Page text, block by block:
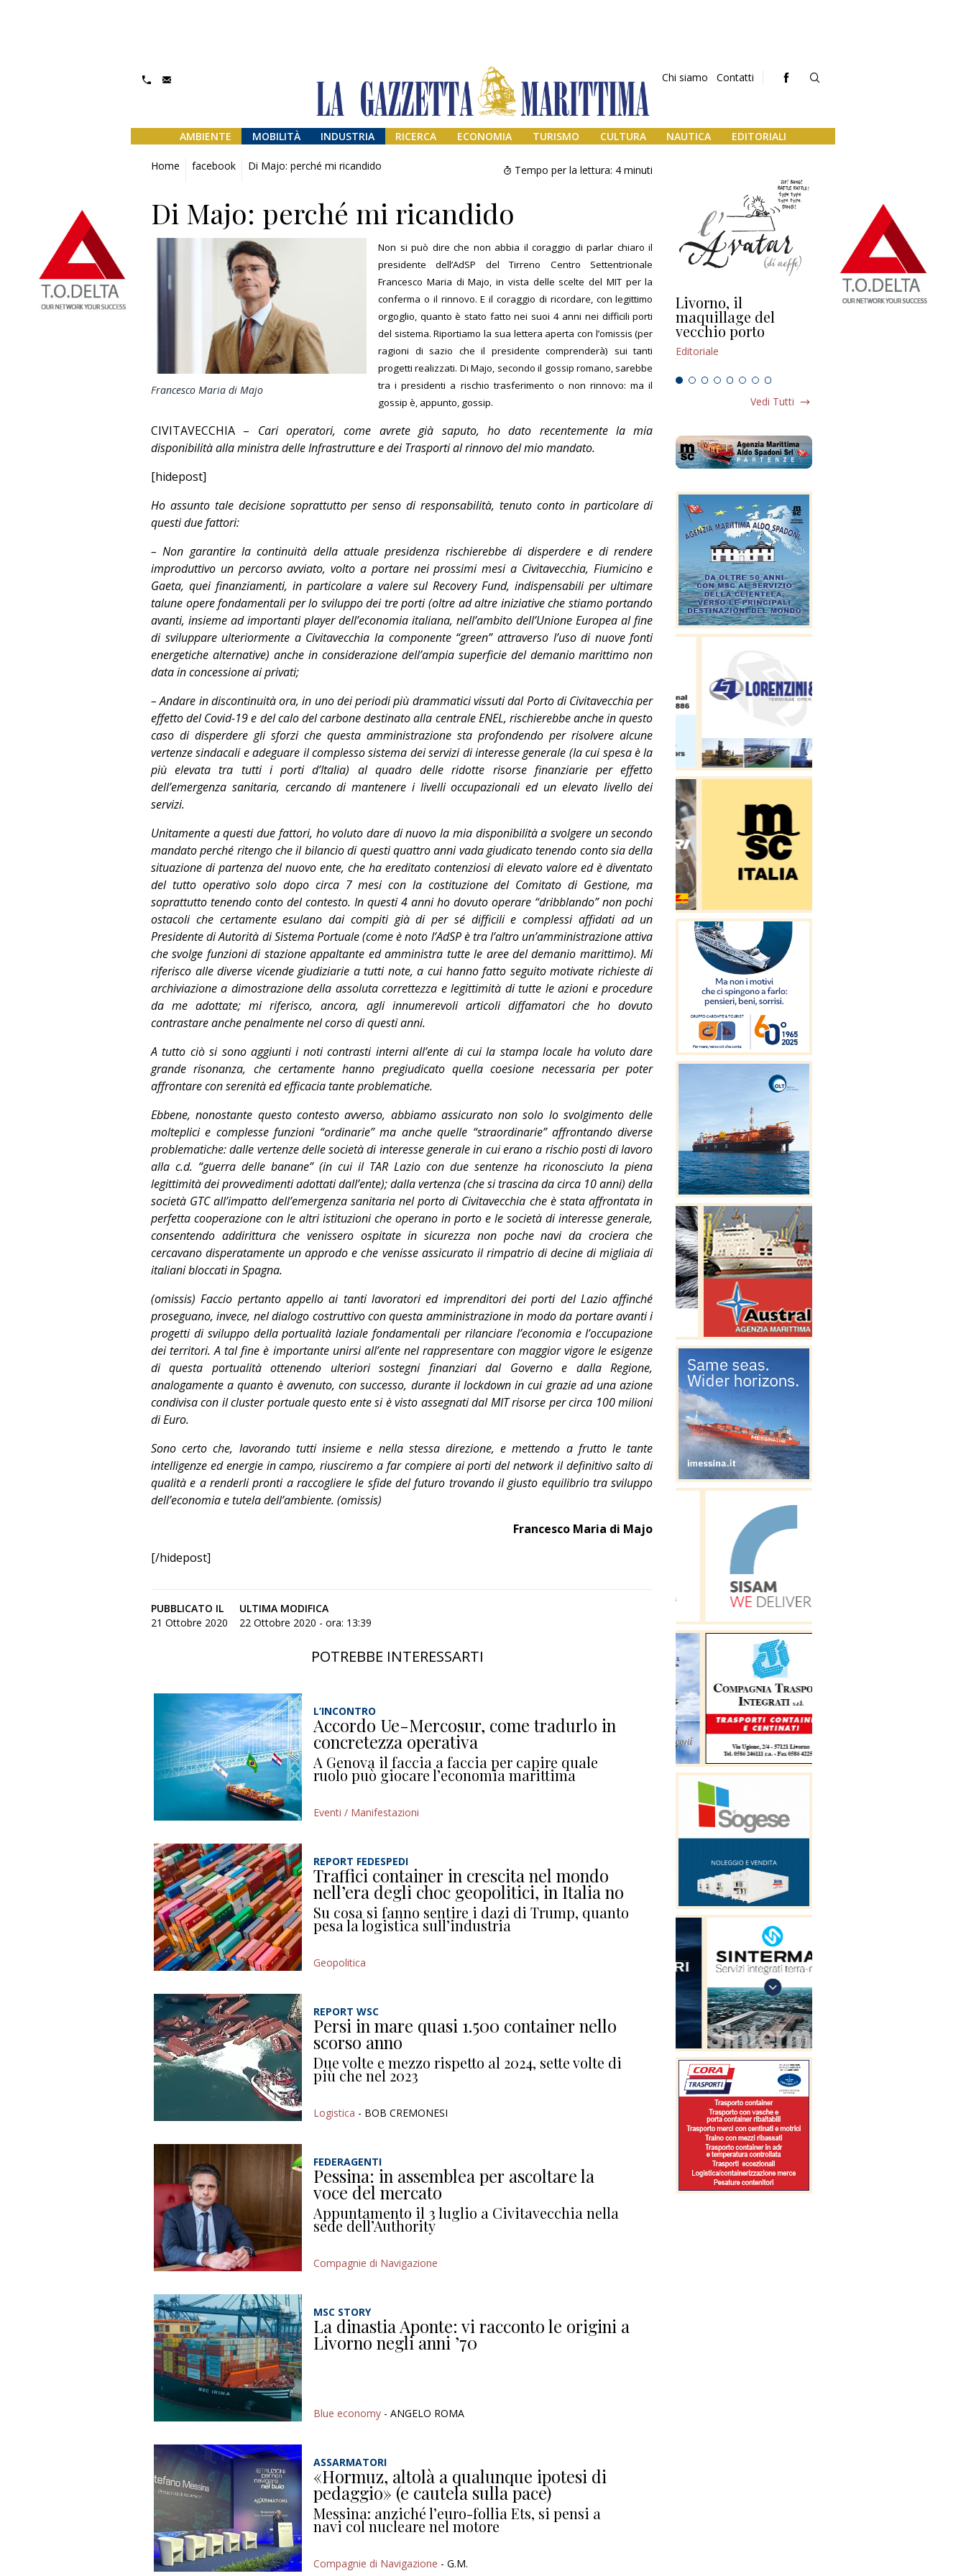
Chi siamo Contatti
AMBIENTE MOBILITÀ INDUSTRIA RICERCA ECONOMIA TURISMO CULTURA NAUTICA EDITORIALI
Home facebook Di Majo: perché mi ricandido Tempo per la lettura: 4 minuti
Di Majo: perché mi ricandido
Francesco Maria di Majo
Non si può dire che non abbia il coraggio di parlar chiaro il
presidente dell’AdSP del Tirreno Centro Settentrionale
Francesco Maria di Majo, in vista delle scelte del MIT per la
conferma o il rinnovo. E il coraggio di ricordare, con legittimo
orgoglio, quanto è stato fatto nei suoi 4 anni nei difficili porti
del sistema. Riportiamo la sua lettera aperta con l’omissis (per
ragioni di sazio che il presidente comprenderà) sui tanti
progetti realizzati. Di Majo, secondo il gossip romano, sarebbe
tra i presidenti a rischio trasferimento o non rinnovo: ma il
gossip è, appunto, gossip.
CIVITAVECCHIA – Cari operatori, come avrete già saputo, ho dato recentemente la mia
disponibilità alla ministra delle Infrastrutture e dei Trasporti al rinnovo del mio mandato.
[hidepost]
Ho assunto tale decisione soprattutto per senso di responsabilità, tenuto conto in particolare di
questi due fattori:
– Non garantire la continuità della attuale presidenza rischierebbe di disperdere e di rendere
improduttivo un percorso avviato, volto a portare nei prossimi mesi a Civitavecchia, Fiumicino e
Gaeta, quei finanziamenti, in particolare a valere sul Recovery Fund, indispensabili per ultimare
talune opere fondamentali per lo sviluppo dei tre porti (oltre ad altre iniziative che stiamo portando
avanti, insieme ad importanti player dell’economia italiana, nell’ambito dell’Unione Europea al fine
di sviluppare ulteriormente a Civitavecchia la componente “green” attraverso l’uso di nuove fonti
energetiche alternative) anche in considerazione dell’ampia superficie del demanio marittimo non
data in concessione ai privati;
– Andare in discontinuità ora, in uno dei periodi più drammatici vissuti dal Porto di Civitavecchia per
effetto del Covid-19 e del calo del carbone destinato alla centrale ENEL, rischierebbe anche in questo
caso di disperdere gli sforzi che questa amministrazione sta profondendo per risolvere alcune
vertenze sindacali e adeguare il complesso sistema dei servizi di interesse generale (la cui spesa è la
più elevata tra tutti i porti d’Italia) al quadro delle ridotte risorse finanziarie per effetto
dell’emergenza sanitaria, cercando di mantenere i livelli occupazionali ed un elevato livello dei
servizi.
Unitamente a questi due fattori, ho voluto dare di nuovo la mia disponibilità a svolgere un secondo
mandato perché ritengo che il bilancio di questi quattro anni vada giudicato tenendo conto sia della
situazione di partenza del nuovo ente, che ha ereditato contenziosi di elevato valore ed è diventato
del tutto operativo solo dopo circa 7 mesi con la costituzione del Comitato di Gestione, ma
soprattutto tenendo conto del contesto. In questi 4 anni ho dovuto operare “dribblando” non pochi
ostacoli che certamente esulano dai compiti già di per sé difficili e complessi affidati ad un
Presidente di Autorità di Sistema Portuale (come è noto l’AdSP è tra l’altro un’amministrazione attiva
che svolge funzioni di stazione appaltante ed amministra tutte le aree del demanio marittimo). Mi
riferisco alle diverse vicende giudiziarie a tutti note, a cui hanno fatto seguito motivate richieste di
archiviazione a dimostrazione della assoluta correttezza e legittimità di tutte le azioni e procedure
da me adottate; mi riferisco, ancora, agli innumerevoli articoli diffamatori che ho dovuto
contrastare anche penalmente nel corso di questi anni.
A tutto ciò si sono aggiunti i noti contrasti interni all’ente di cui la stampa locale ha voluto dare
grande risonanza, che certamente hanno pregiudicato quella coesione necessaria per poter
affrontare con serenità ed efficacia tante problematiche.
Ebbene, nonostante questo contesto avverso, abbiamo assicurato non solo lo svolgimento delle
molteplici e complesse funzioni “ordinarie” ma anche quelle “straordinarie” affrontando diverse
problematiche: dalle vertenze delle società di interesse generale in cui erano a rischio posti di lavoro
alla c.d. “guerra delle banane” (in cui il TAR Lazio con due sentenze ha riconosciuto la piena
legittimità dei provvedimenti adottati dall’ente); dalla vertenza (che si trascina da circa 10 anni) della
società GTC all’impatto dell’emergenza sanitaria nel porto di Civitavecchia che è stata affrontata in
perfetta cooperazione con le altri istituzioni che operano in porto e le società di interesse generale,
consentendo addirittura che venissero ospitate in sicurezza non poche navi da crociera che
cercavano disperatamente un approdo e che venisse assicurato il rimpatrio di decine di migliaia di
italiani bloccati in Spagna.
(omissis) Faccio pertanto appello ai tanti lavoratori ed imprenditori dei porti del Lazio affinché
proseguano, invece, nel dialogo costruttivo con questa amministrazione in modo da portare avanti i
progetti di sviluppo della portualità laziale fondamentali per rilanciare l’economia e l’occupazione
dei territori. A tal fine è importante unirsi all’ente nel rappresentare con maggior vigore le esigenze
di questa portualità ottenendo ulteriori sostegni finanziari dal Governo e dalla Regione,
analogamente a quanto è avvenuto, con successo, durante il lockdown in cui grazie ad una azione
condivisa con il cluster portuale questo ente si è visto assegnati dal MIT risorse per circa 100 milioni
di Euro.
Sono certo che, lavorando tutti insieme e nella stessa direzione, e mettendo a frutto le tante
intelligenze ed energie in campo, riusciremo a far compiere ai porti del network il definitivo salto di
qualità e a renderli pronti a raccogliere le sfide del futuro trovando il giusto equilibrio tra sviluppo
dell’economia e tutela dell’ambiente. (omissis)
Francesco Maria di Majo
[/hidepost]
PUBBLICATO IL
21 Ottobre 2020
ULTIMA MODIFICA
22 Ottobre 2020 - ora: 13:39
POTREBBE INTERESSARTI
L’INCONTRO
Accordo Ue-Mercosur, come tradurlo in
concretezza operativa
A Genova il faccia a faccia per capire quale
ruolo può giocare l’economia marittima
Eventi / Manifestazioni
REPORT FEDESPEDI
Traffici container in crescita nel mondo
nell’era degli choc geopolitici, in Italia no
Su cosa si fanno sentire i dazi di Trump, quanto
pesa la logistica sull’industria
Geopolitica
REPORT WSC
Persi in mare quasi 1.500 container nello
scorso anno
Due volte e mezzo rispetto al 2024, sette volte di
più che nel 2023
Logistica - BOB CREMONESI
FEDERAGENTI
Pessina: in assemblea per ascoltare la
voce del mercato
Appuntamento il 3 luglio a Civitavecchia nella
sede dell’Authority
Compagnie di Navigazione
MSC STORY
La dinastia Aponte: vi racconto le origini a
Livorno negli anni ’70
Blue economy - ANGELO ROMA
ASSARMATORI
«Hormuz, altolà a qualunque ipotesi di
pedaggio» (e cautela sulla pace)
Messina: anziché l’euro-follia Ets, si pensi a
navi col nucleare nel motore
Compagnie di Navigazione - G.M.
Addio amico
Giorgio
Editoriale
Livorno, il
maquillage del
vecchio porto
Editoriale
L’uscita di scena di
Vedi Tutti